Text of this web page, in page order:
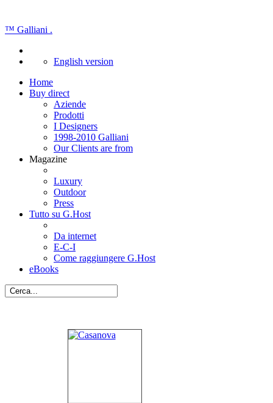
™ Galliani .
English version
Home
Buy direct
Aziende
Prodotti
I Designers
1998-2010 Galliani
Our Clients are from
Magazine
Luxury
Outdoor
Press
Tutto su G.Host
Da internet
E-C-I
Come raggiungere G.Host
eBooks